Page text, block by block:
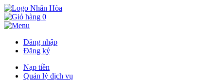
0
Đăng nhập
Đăng ký
Nạp tiền
Quản lý dịch vụ